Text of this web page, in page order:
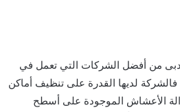
دبى من أفضل الشركات التي تعمل في
فالشركة لديها القدرة على تنظيف أماكن
الأعشاش الموجودة على أسطح